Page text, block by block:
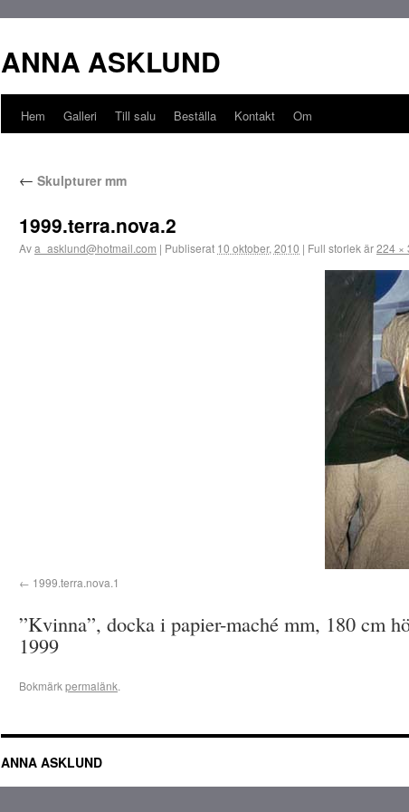
ANNA ASKLUND
Hem Galleri Till salu Beställa Kontakt Om
← Skulpturer mm
1999.terra.nova.2
Ava_asklund@hotmail.com | Publiserat 10 oktober, 2010 | Full storlek är224 ×
1999.terra.nova.1
”Kvinna”, docka i papier-maché mm, 180 cm
1999
Bokmärkpermalänk.
ANNA ASKLUND